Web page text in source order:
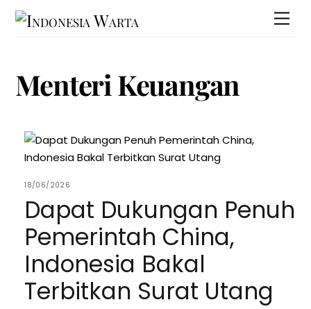
Skip
Menteri Keuangan
18/06/2026
Dapat Dukungan Penuh
Pemerintah China,
Indonesia Bakal
Terbitkan Surat Utang